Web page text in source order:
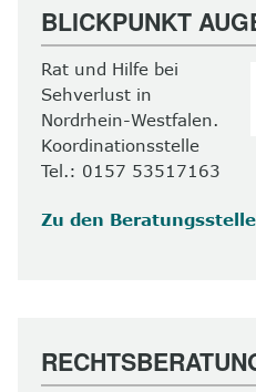
BLICKPUNKT
Rat und Hilfe bei
Sehverlust in
Nordrhein-Westfalen.
Koordinationsstelle
Tel.: 0157 53517163
Zu den